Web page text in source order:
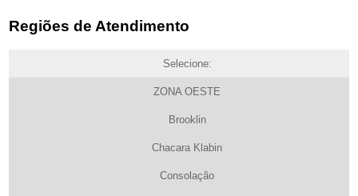
Regiões de Atendimento
Selecione:
ZONA OESTE
Brooklin
Chacara Klabin
Consolação